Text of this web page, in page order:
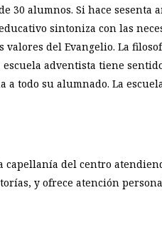
30 alumnos. Si hace sesenta
sintoniza con las
del Evangelio. La
adventista tiene
todo su alumnado. La
capellanía del centro
y ofrece atención